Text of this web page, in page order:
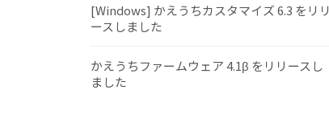
[Windows] かえうちカスタマイズ 6.3 をリリ
ースしました
かえうちファームウェア 4.1β をリリースし
ました